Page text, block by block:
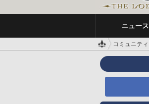
ニュース
コミュニティ